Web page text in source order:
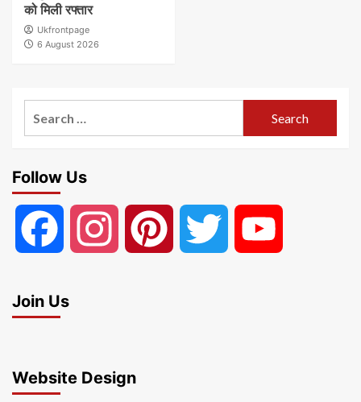
को मिली रफ्तार
Ukfrontpage
6 August 2026
Follow Us
Facebook Instagram Pinterest Twitter
Join Us
Website Design